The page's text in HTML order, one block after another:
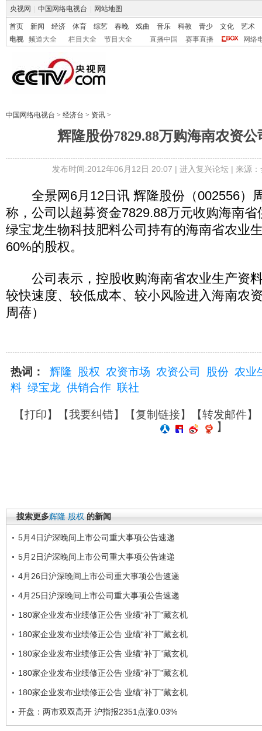
央视网 中国网络电视台 网站地图
首页 新闻 经济 体育 综艺 春晚 戏曲 音乐 科教 青少 文化
艺术
电视
频道大全 栏目大全 节目大全 直播中国 赛事直播 网络
中国网络电视台 > 经济台 > 资讯 >
辉隆股份7829.88万购海南农资
发布时间:2012年06月12日 20:07 | 进入复兴论坛| 来源
全景网6月12日讯 辉隆股份（002556）
称，公司以超募资金7829.88万元收购海南
绿宝龙生物科技肥料公司持有的海南省农业
60%的股权。
公司表示，控股收购海南省农业生产资
较快速度、较低成本、较小风险进入海南农
周蓓）
热词： 辉隆 股权 农资市场 农资公司 股份 农业
料 绿宝龙 供销合作 联社
【打印】【我要纠错】【复制链接】【转发邮件】
】
搜索更多辉隆 股权 的新闻
5月4日沪深晚间上市公司重大事项公告速递
5月2日沪深晚间上市公司重大事项公告速递
4月26日沪深晚间上市公司重大事项公告速递
4月25日沪深晚间上市公司重大事项公告速递
180家企业发布业绩修正公告 业绩“补丁”藏玄机
180家企业发布业绩修正公告 业绩“补丁”藏玄机
180家企业发布业绩修正公告 业绩“补丁”藏玄机
180家企业发布业绩修正公告 业绩“补丁”藏玄机
180家企业发布业绩修正公告 业绩“补丁”藏玄机
开盘：两市双双高开 沪指报2351点涨0.03%